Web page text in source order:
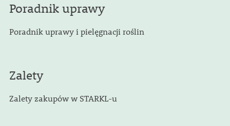
Poradnik uprawy
Poradnik uprawy i pielęgnacji roślin
Zalety
Zalety zakupów w STARKL-u